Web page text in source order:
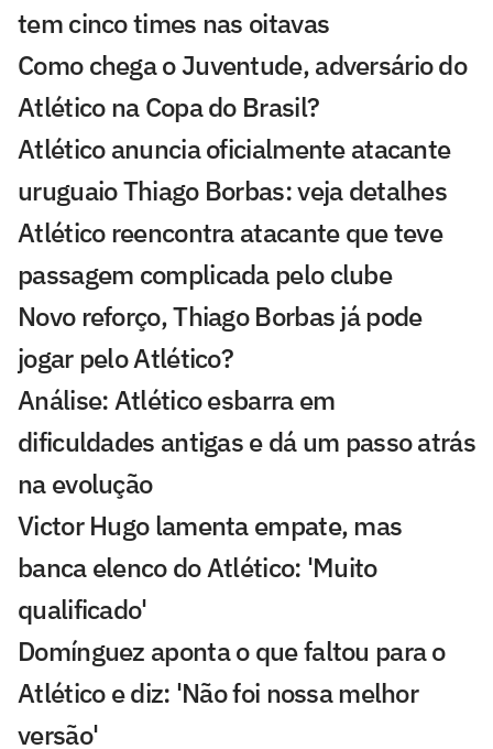
tem cinco times nas oitavas
Como chega o Juventude, adversário do
Atlético na Copa do Brasil?
Atlético anuncia oficialmente atacante
uruguaio Thiago Borbas: veja detalhes
Atlético reencontra atacante que teve
passagem complicada pelo clube
Novo reforço, Thiago Borbas já pode
jogar pelo Atlético?
Análise: Atlético esbarra em
dificuldades antigas e dá um passo atrás
na evolução
Victor Hugo lamenta empate, mas
banca elenco do Atlético: 'Muito
qualificado'
Domínguez aponta o que faltou para o
Atlético e diz: 'Não foi nossa melhor
versão'